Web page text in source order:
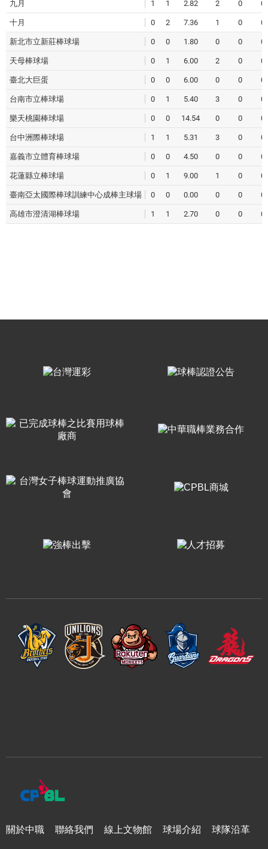
九月 1 1 2.82 2 0 0
十月 0 2 7.36 1 0 0
新北市立新莊棒球場 0 0 1.80 0 0 0
天母棒球場 0 1 6.00 2 0 0
臺北大巨蛋 0 0 6.00 0 0 0
台南市立棒球場 0 1 5.40 3 0 0
樂天桃園棒球場 0 0 14.54 0 0 0
台中洲際棒球場 1 1 5.31 3 0 0
嘉義市立體育棒球場 0 0 4.50 0 0 0
花蓮縣立棒球場 0 1 9.00 1 0 0
臺南亞太國際棒球訓練中心成棒主球場 0 0 0.00 0 0 0
高雄市澄清湖棒球場 1 1 2.70 0 0 0
關於中職 聯絡我們 線上文物館 球場介紹 球隊沿革